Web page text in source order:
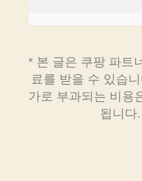
* 본 글은 쿠팡 파트
료를 받을 수 있습
가로 부과되는 비용
됩니다